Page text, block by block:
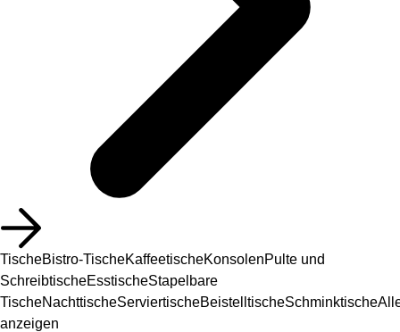
TischeBistro-TischeKaffeetischeKonsolenPulte und
SchreibtischeEsstischeStapelbare
TischeNachttischeServiertischeBeistelltischeSchminktische
anzeigen